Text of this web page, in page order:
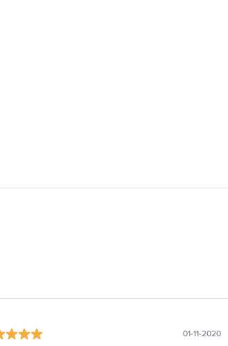
01-11-2020